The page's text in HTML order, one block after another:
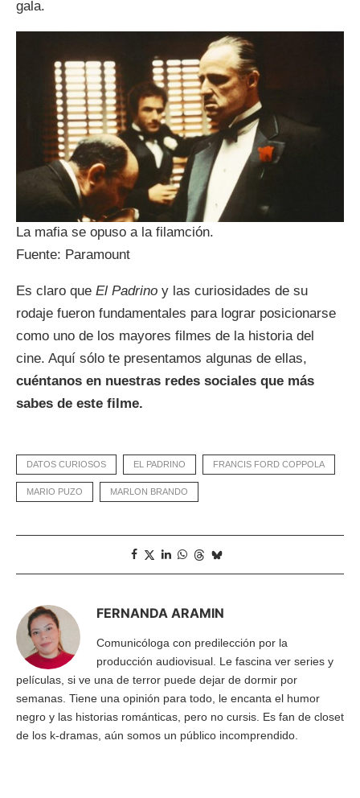
gala.
La mafia se opuso a la filamción.
Fuente: Paramount
Es claro que El Padrino y las curiosidades de su
rodaje fueron fundamentales para lograr posicionarse
como uno de los mayores filmes de la historia del
cine. Aquí sólo te presentamos algunas de ellas,
cuéntanos en nuestras redes sociales que más
sabes de este filme.
DATOS CURIOSOS EL PADRINO FRANCIS FORD COPPOLA
MARIO PUZO MARLON BRANDO
FERNANDA ARAMIN
Comunicóloga con predilección por la
producción audiovisual. Le fascina ver series y
películas, si ve una de terror puede dejar de dormir por
semanas. Tiene una opinión para todo, le encanta el humor
negro y las historias románticas, pero no cursis. Es fan de closet
de los k-dramas, aún somos un público incomprendido.